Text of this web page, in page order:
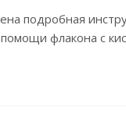
подробная
флакона с